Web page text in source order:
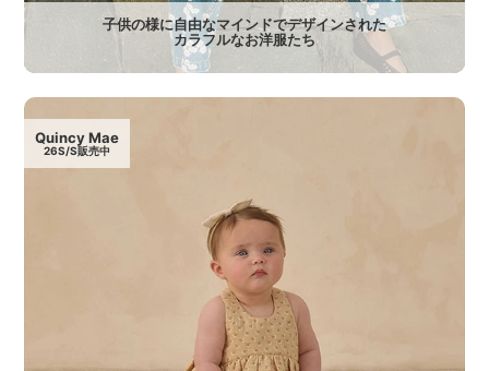
子供の様に自由なマインドでデザインされた
カラフルなお洋服たち
Quincy Mae
26S/S販売中